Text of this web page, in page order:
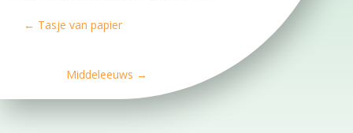
← Tasje van papier
Middeleeuws →